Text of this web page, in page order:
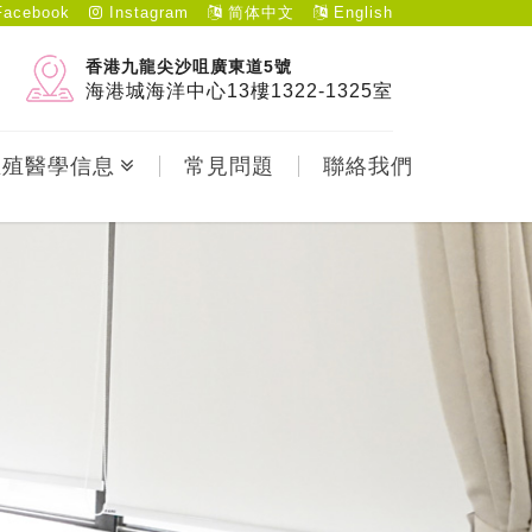
Instagram 简体中文 English
香港九龍尖沙咀廣東道5號
海港城海洋中心13樓1322-1325室
醫學信息 常見問題 聯絡我們